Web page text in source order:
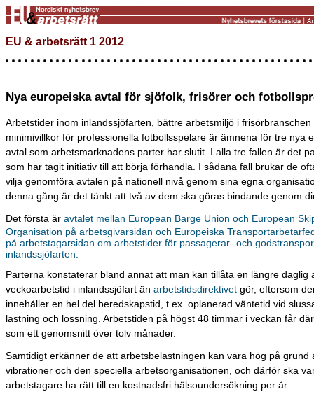
EU & arbetsrätt 1 2012
Nya europeiska avtal för sjöfolk, frisörer och
Arbetstider inom inlandssjöfarten, bättre arbetsmiljö i frisörbranschen
minimivillkor för professionella fotbollsspelare är ämnena för tre nya
avtal som arbetsmarknadens parter har slutit. I alla tre fallen är det
som har tagit initiativ till att börja förhandla. I sådana fall brukar de
vilja genomföra avtalen på nationell nivå genom sina egna
denna gång är det tänkt att två av dem ska göras bindande genom
Det första är avtalet mellan European Barge Union och European
Organisation på arbetsgivarsidan och Europeiska
på arbetstagarsidan om arbetstider för passagerar- och
inlandssjöfarten.
Parterna konstaterar bland annat att man kan tillåta en längre daglig
veckoarbetstid i inlandssjöfart än arbetstidsdirektivet gör, eftersom
innehåller en hel del beredskapstid, t.ex. oplanerad väntetid vid
lastning och lossning. Arbetstiden på högst 48 timmar i veckan får
som ett genomsnitt över tolv månader.
Samtidigt erkänner de att arbetsbelastningen kan vara hög på grund
vibrationer och den speciella arbetsorganisationen, och därför ska
arbetstagare ha rätt till en kostnadsfri hälsoundersökning per år.